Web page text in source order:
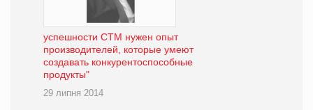
успешности СТМ нужен опыт
производителей, которые умеют
создавать конкурентоспособные
продукты"
29 липня 2014